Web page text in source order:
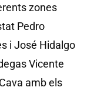
zones
Pedro
i José Hidalgo
Vicente
amb els